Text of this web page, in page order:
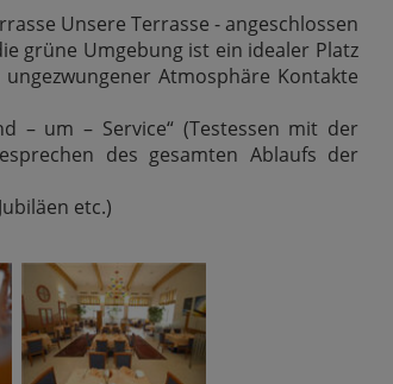
Unsere Terrasse - angeschlossen
grüne Umgebung ist ein idealer Platz
Atmosphäre Kontakte
– um – Service“ (Testessen mit der
des gesamten Ablaufs der
etc.)